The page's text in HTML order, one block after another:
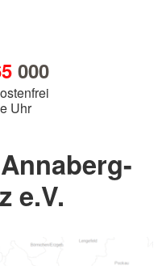
000
Uhr
e.V.